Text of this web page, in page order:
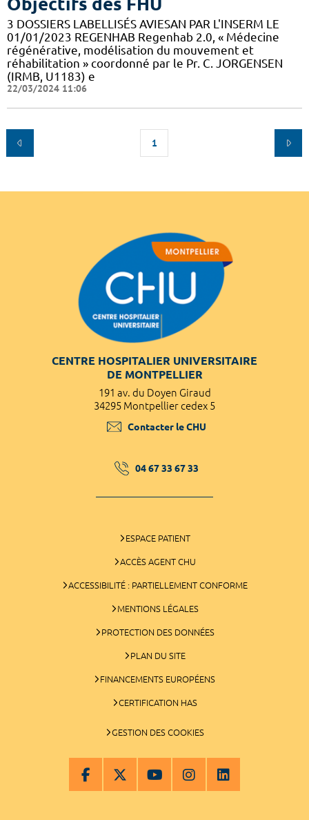
3 DOSSIERS LABELLISÉS AVIESAN PAR L'INSERM LE
01/01/2023 REGENHAB Regenhab 2.0, « Médecine
régénérative, modélisation du mouvement et
réhabilitation » coordonné par le Pr. C. JORGENSEN
(IRMB, U1183) e
22/03/2024 11:06
1
CENTRE HOSPITALIER UNIVERSITAIRE
DE MONTPELLIER
191 av. du Doyen Giraud
34295 Montpellier cedex 5
Contacter le CHU
04 67 33 67 33
ESPACE PATIENT
ACCÈS AGENT CHU
ACCESSIBILITÉ : PARTIELLEMENT CONFORME
MENTIONS LÉGALES
PROTECTION DES DONNÉES
PLAN DU SITE
FINANCEMENTS EUROPÉENS
CERTIFICATION HAS
GESTION DES COOKIES